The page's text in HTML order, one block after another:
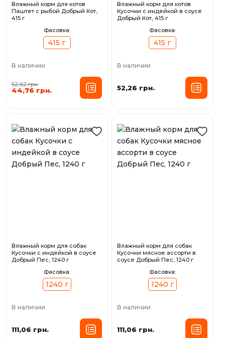
Влажный корм для котов
Паштет с рыбой Добрый Кот,
415 г
Фасовка:
415 г
В наличии
52,62 грн.
44,76 грн.
Влажный корм для котов
Кусочки с индейкой в соусе
Добрый Кот, 415 г
Фасовка:
415 г
В наличии
52,26 грн.
Влажный корм для собак
Кусочки с индейкой в соусе
Добрый Пес, 1240 г
Фасовка:
1240 г
В наличии
111,06 грн.
Влажный корм для собак
Кусочки мясное ассорти в
соусе Добрый Пес, 1240 г
Фасовка:
1240 г
В наличии
111,06 грн.